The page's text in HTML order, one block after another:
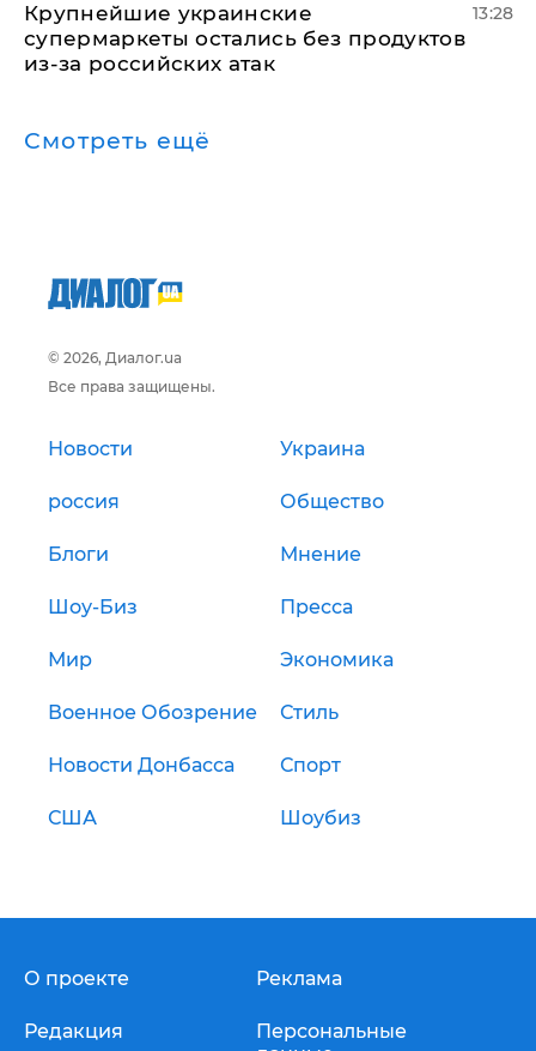
Крупнейшие украинские
супермаркеты остались без продуктов
из-за российских атак
13:28
Смотреть ещё
© 2026, Диалог.ua
Все права защищены.
Новости Украина
россия Общество
Блоги Мнение
Шоу-Биз Пресса
Мир Экономика
Военное Обозрение Стиль
Новости Донбасса Спорт
США Шоубиз
О проекте
Редакция
Реклама
Персональные